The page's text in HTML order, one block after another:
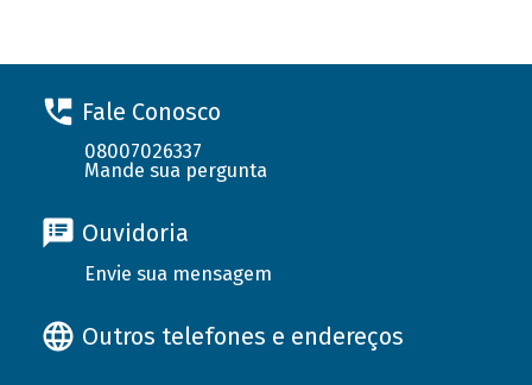
Fale Conosco
08007026337
Mande sua pergunta
Ouvidoria
Envie sua mensagem
Outros telefones e endereços